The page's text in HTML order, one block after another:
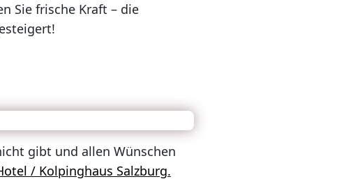
Sie frische Kraft – die
gibt und allen Wünschen
/ Kolpinghaus Salzburg.